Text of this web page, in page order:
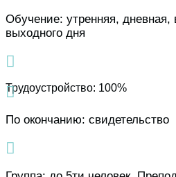
Обучение: утренняя, дневная,
выходного дня
Трудоустройство: 100%
По окончанию: свидетельство